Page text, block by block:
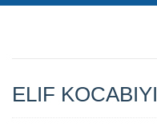
ELIF